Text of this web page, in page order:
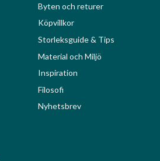
Byten och returer
Köpvillkor
Storleksguide & Tips
Material och Miljö
Inspiration
Filosofi
Nyhetsbrev